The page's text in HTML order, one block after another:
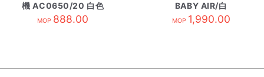
機 AC0650/20 白色
MOP 888.00
BABY AIR/白
MOP 1,990.00